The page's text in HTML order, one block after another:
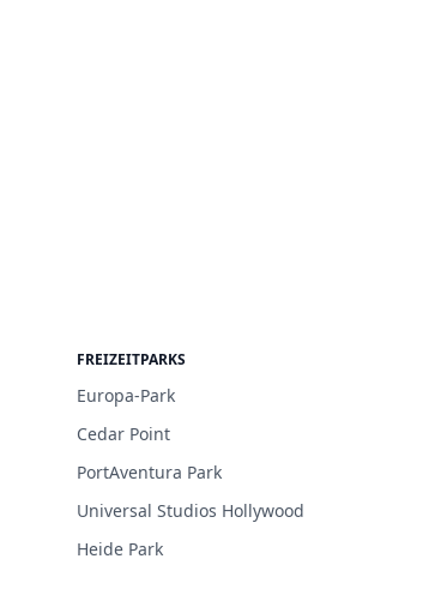
FREIZEITPARKS
Europa-Park
Cedar Point
PortAventura Park
Universal Studios Hollywood
Heide Park